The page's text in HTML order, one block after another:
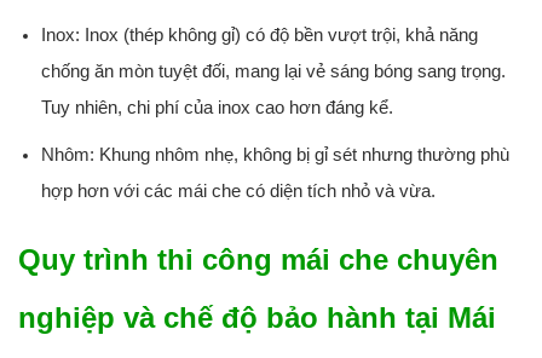
Inox: Inox (thép không gỉ) có độ bền vượt trội, khả năng
chống ăn mòn tuyệt đối, mang lại vẻ sáng bóng sang trọng.
Tuy nhiên, chi phí của inox cao hơn đáng kể.
Nhôm: Khung nhôm nhẹ, không bị gỉ sét nhưng thường phù
hợp hơn với các mái che có diện tích nhỏ và vừa.
Quy trình thi công mái che chuyên
nghiệp và chế độ bảo hành tại Mái